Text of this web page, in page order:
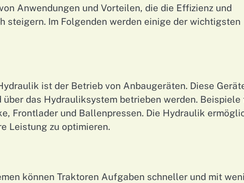
Anwendungen und Vorteilen, die die Effizienz und
steigern. Im Folgenden werden einige der wichtigsten
ist der Betrieb von Anbaugeräten. Diese
das Hydrauliksystem betrieben werden. Beispiele
Frontlader und Ballenpressen. Die Hydraulik
Leistung zu optimieren.
können Traktoren Aufgaben schneller und mit